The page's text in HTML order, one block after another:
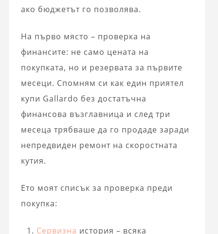
ако бюджетът го позволява.
На първо място – проверка на
финансите: не само цената на
покупката, но и резервата за първите
месеци. Спомням си как един приятел
купи Gallardo без достатъчна
финансова възглавница и след три
месеца трябваше да го продаде заради
непредвиден ремонт на скоростната
кутия.
Ето моят списък за проверка преди
покупка:
Сервизна история – всяка